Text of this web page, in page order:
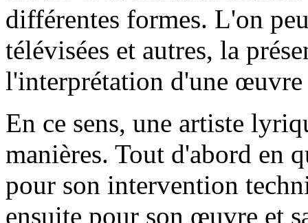
différentes formes. L'on
télévisées et autres, la
l'interprétation d'une œuvre
En ce sens, une artiste
manières. Tout d'abord en
pour son intervention
ensuite pour son œuvre et